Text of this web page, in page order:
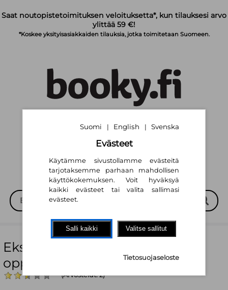
Saat noutopistetoimituksen veloituksetta*, kun tilauksesi arvo
ylittää 59 €!
*Koskee yksityisasiakkaiden tilauksia, jotka toimitetaan Suomeen.
Suomi English | Svenska
Ekstrim 2 Lukion A-venäjän
oppikirjasarja Harjoituskirja
(Arvostelut: 2)
Suomi | English | Svenska
Evästeet
Käytämme sivustollamme evästeitä
tarjotaksemme parhaan mahdollisen
käyttökokemuksen. Voit hyväksyä
kaikki evästeet tai valita sallimasi
evästeet.
Salli kaikki Valitse sallitut
Tietosuojaseloste